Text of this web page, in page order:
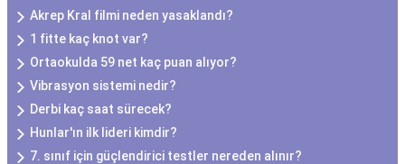
Akrep Kral filmi neden yasaklandı?
1 fitte kaç knot var?
Ortaokulda 59 net kaç puan alıyor?
Vibrasyon sistemi nedir?
Derbi kaç saat sürecek?
Hunlar'ın ilk lideri kimdir?
7. sınıf için güçlendirici testler nereden alınır?